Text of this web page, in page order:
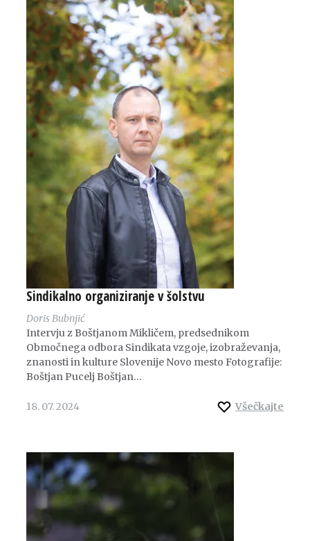
Sindikalno organiziranje v šolstvu
Doris Bubnjić
Intervju z Boštjanom Mikličem, predsednikom
Območnega odbora Sindikata vzgoje, izobraževanja,
znanosti in kulture Slovenije Novo mesto Fotografije:
Boštjan Pucelj Boštjan…
Všečkajte
18. 07. 2024